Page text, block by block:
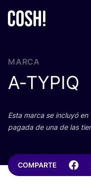
MARCA
A‑TYPIQ
Esta mar­ca se inclu­yó en
paga­da de una de las
COMPARTE